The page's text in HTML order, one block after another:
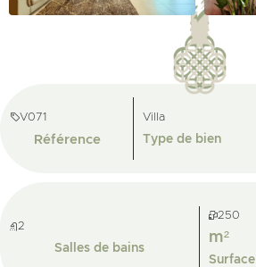
V071
Référence
Villa
Type de bien
2
Salles de bains
m²
250
Surface